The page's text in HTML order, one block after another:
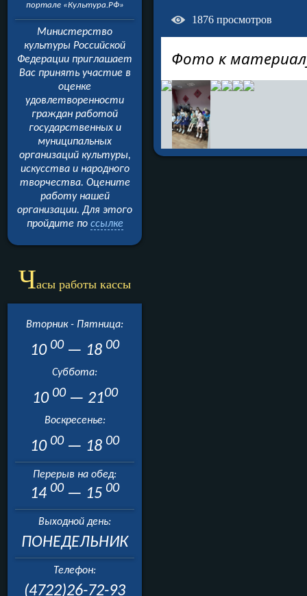
портале «Культура.РФ»
Министерство
культуры Российской
Федерации приглашает
Вас принять участие в
оценке
удовлетворенности
граждан работой
государственных и
муниципальных
организаций культуры,
искусства и народного
творчества. Оцените
работу нашей
организации. Для этого
пройдите по ссылке
Часы работы кассы
Вторник - Пятница:
10 00 — 18 00
Суббота:
10 00 — 2100
Воскресенье:
10 00 — 18 00
Перерыв на обед:
14 00 — 15 00
Выходной день:
ПОНЕДЕЛЬНИК
Телефон:
(4722)26-72-93
1876 просмотров
Фото к